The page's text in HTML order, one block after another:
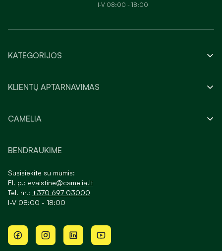
I-V 08:00 - 18:00
KATEGORIJOS
KLIENTŲ APTARNAVIMAS
CAMELIA
BENDRAUKIME
Susisiekite su mumis:
El. p.: evaistine@camelia.lt
Tel. nr.: +370 697 03000
I-V 08:00 - 18:00